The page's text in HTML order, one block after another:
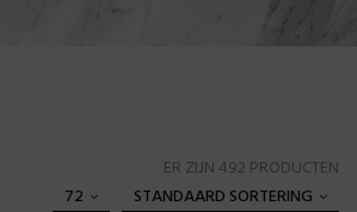
ER ZIJN 492 PRODUCTEN
STANDAARD SORTERING
72